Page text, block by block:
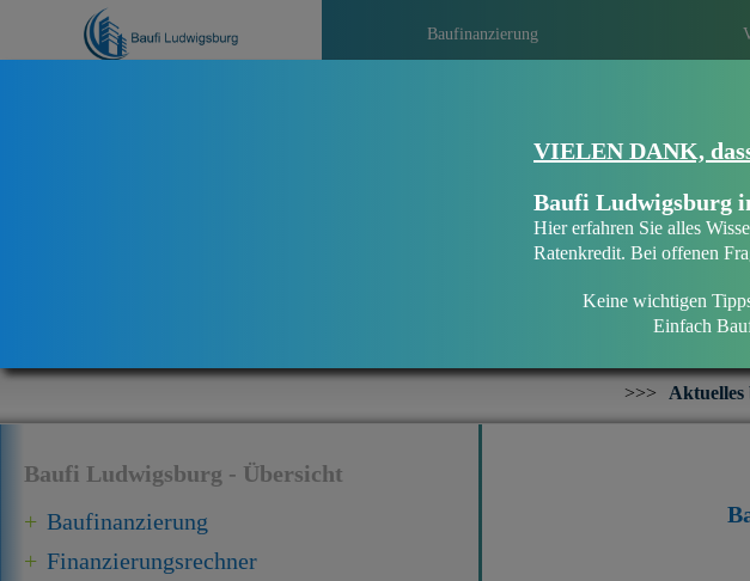
Baufinanzierung
Eine
Aktuelles bei Baufi
Baufi Ludwigsburg - Übersicht
Baufinanzierung
Finanzierungsrechner
VIELEN DANK,
Baufi Ludwigsburg
Hier erfahren Sie alles
Ratenkredit. Bei offenen
Keine wichtigen
Einfach